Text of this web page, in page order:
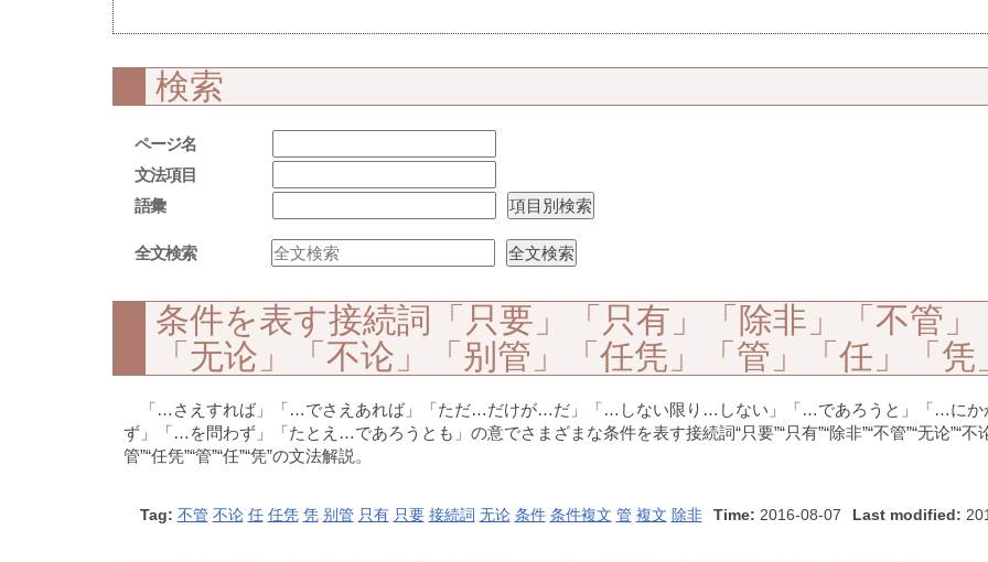
検索
ページ名
文法項目
語彙
全文検索
条件を表す接続詞「只要」「只有」「除非」「不管」
「无论」「不论」「别管」「任凭」「管」「任」「凭
「…さえすれば」「…でさえあれば」「ただ…だけが…だ」「…しない限り…しない」「…であろうと」「…にか
ず」「…を問わず」「たとえ…であろうとも」の意でさまざまな条件を表す接続詞“只要”“只有”“除非”“不管”“无论”“不
管”“任凭”“管”“任”“凭”の文法解説。
Tag: 不管 不论 任 任凭 凭 别管 只有 只要 接続詞 无论 条件 条件複文 管 複文 除非 Time: 2016-08-07 Last modified: